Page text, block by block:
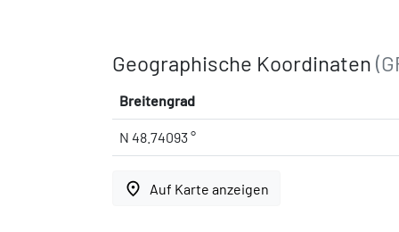
Geographische Koordinaten
Breitengrad
N 48.74093 °
place Auf Karte anzeigen